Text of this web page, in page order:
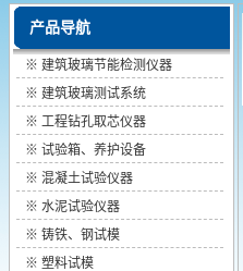
产品导航
※ 建筑玻璃节能检测仪器
※ 建筑玻璃测试系统
※ 工程钻孔取芯仪器
※ 试验箱、养护设备
※ 混凝土试验仪器
※ 水泥试验仪器
※ 铸铁、钢试模
※ 塑料试模